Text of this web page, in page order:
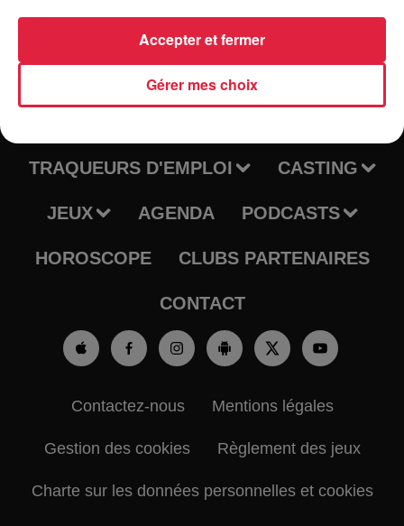
TRAQUEURS D'EMPLOI CASTING
JEUX AGENDA PODCASTS
HOROSCOPE CLUBS PARTENAIRES
CONTACT
Contactez-nous Mentions légales
Gestion des cookies Règlement des jeux
Charte sur les données personnelles et cookies
Gérer mes choix
Accepter et fermer